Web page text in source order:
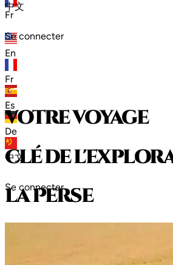
Fr
En
Fr
Es
De
中文
Se connecter
中文
Se connecter
votre voyage
clé de
laPerse